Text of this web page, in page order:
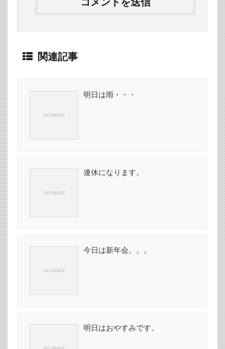
関連記事
明日は雨・・・
連休になります。
今日は新年会。。。
明日はおやすみです。